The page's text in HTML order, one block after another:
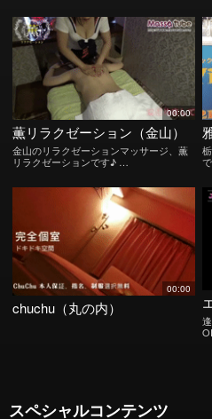
00:00
薫リラクゼーション（金山）
金山のリラクゼーションマッサージ、薫
リラクゼーションです♪ …
00:00
chuchu（丸の内）
スペシャルコンテンツ